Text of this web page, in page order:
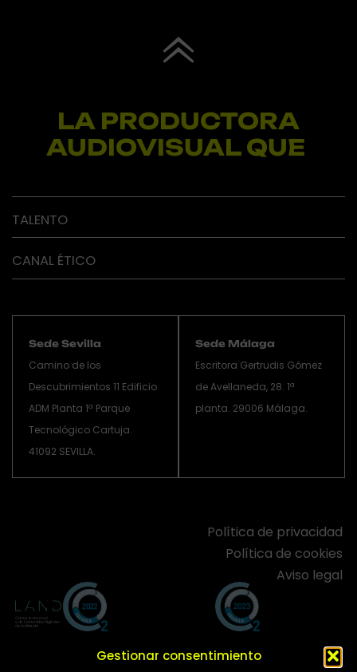
Gestionar consentimiento
LA PRODUCTORA
AUDIOVISUAL QUE
TALENTO
CANAL ÉTICO
Sede Sevilla
Camino de los
Descubrimientos 11 Edificio
ADM Planta 1ª Parque
Tecnológico Cartuja.
41092 SEVILLA.
Sede Málaga
Escritora Gertrudis Gómez
de Avellaneda, 28. 1ª
planta. 29006 Málaga.
Política de privacidad
Política de cookies
Aviso legal